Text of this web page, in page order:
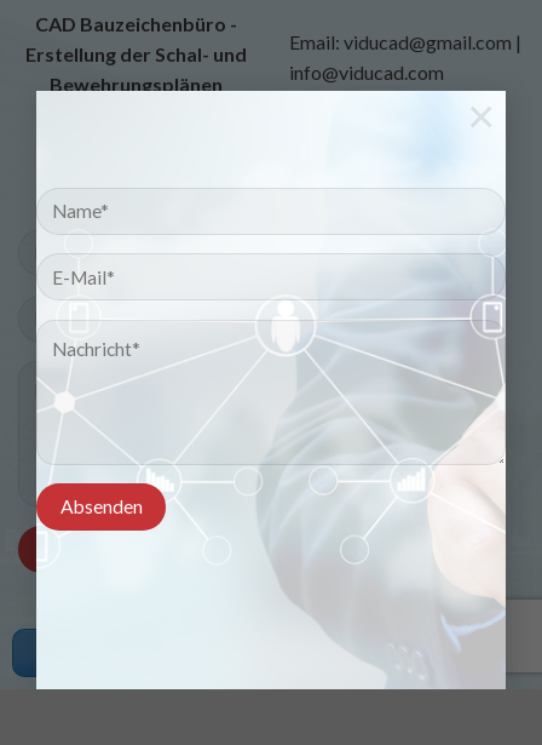
×
CAD Bauzeichenbüro -
Erstellung der Schal- und
Bewehrungsplänen
Email: viducad@gmail.com |
info@viducad.com
Copyright © 2021 viducad.com. All rights reserved.